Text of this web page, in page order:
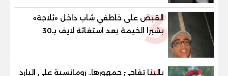
3
القبض على خاطفي شاب داخل «ثلاجة»
بشبرا الخيمة بعد استغاثة لايف بـ30
دقيقة
يالينا تفاجئ جمهورها.. رومانسية على البارد